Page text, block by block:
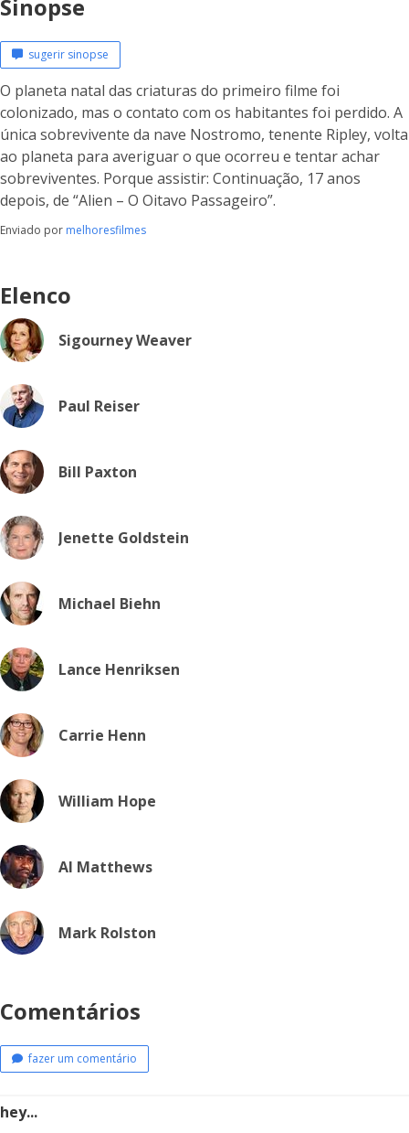
Sinopse
sugerir sinopse
O planeta natal das criaturas do primeiro filme foi
colonizado, mas o contato com os habitantes foi perdido. A
única sobrevivente da nave Nostromo, tenente Ripley, volta
ao planeta para averiguar o que ocorreu e tentar achar
sobreviventes. Porque assistir: Continuação, 17 anos
depois, de “Alien – O Oitavo Passageiro”.
Enviado por melhoresfilmes
Elenco
Sigourney Weaver
Paul Reiser
Bill Paxton
Jenette Goldstein
Michael Biehn
Lance Henriksen
Carrie Henn
William Hope
Al Matthews
Mark Rolston
Comentários
fazer um comentário
hey...